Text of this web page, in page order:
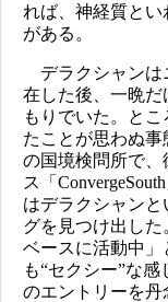
れば、神経質と
がある。
デラクシャンは
在した後、一晩
もりでいた。と
たことが思わぬ
の国境検問所で
ス「
はデラクシャン
グを見つけ出し
ベースに活動中」
も“セクシー”な
のエントリーを